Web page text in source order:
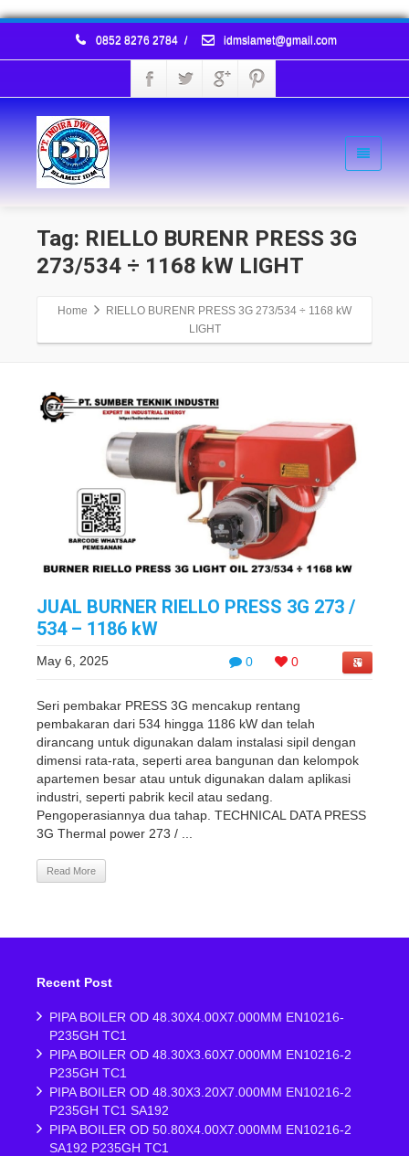
0852 8276 2784 / idmslamet@gmail.com
Tag: RIELLO BURENR PRESS 3G
273/534 ÷ 1168 kW LIGHT
Home
RIELLO BURENR PRESS 3G 273/534 ÷ 1168 kW
LIGHT
JUAL BURNER RIELLO PRESS 3G 273 /
534 – 1186 kW
0 0
May 6, 2025
Seri pembakar PRESS 3G mencakup rentang
pembakaran dari 534 hingga 1186 kW dan telah
dirancang untuk digunakan dalam instalasi sipil dengan
dimensi rata-rata, seperti area bangunan dan kelompok
apartemen besar atau untuk digunakan dalam aplikasi
industri, seperti pabrik kecil atau sedang.
Pengoperasiannya dua tahap. TECHNICAL DATA PRESS
3G Thermal power 273 / ...
Read More
Recent Post
PIPA BOILER OD 48.30X4.00X7.000MM EN10216-
P235GH TC1
PIPA BOILER OD 48.30X3.60X7.000MM EN10216-2
P235GH TC1
PIPA BOILER OD 48.30X3.20X7.000MM EN10216-2
P235GH TC1 SA192
PIPA BOILER OD 50.80X4.00X7.000MM EN10216-2
SA192 P235GH TC1